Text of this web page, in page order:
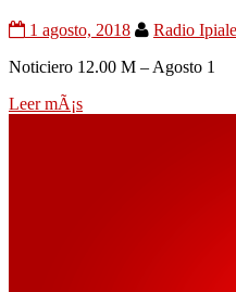
1 agosto, 2018
Radio
Noticiero 12.00 M – Agosto 1
Leer mÃ¡s